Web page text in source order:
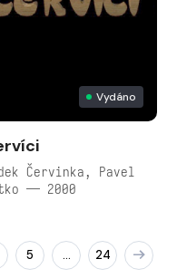
Vydáno
Červinka, Pavel
— 2000
5 … 24